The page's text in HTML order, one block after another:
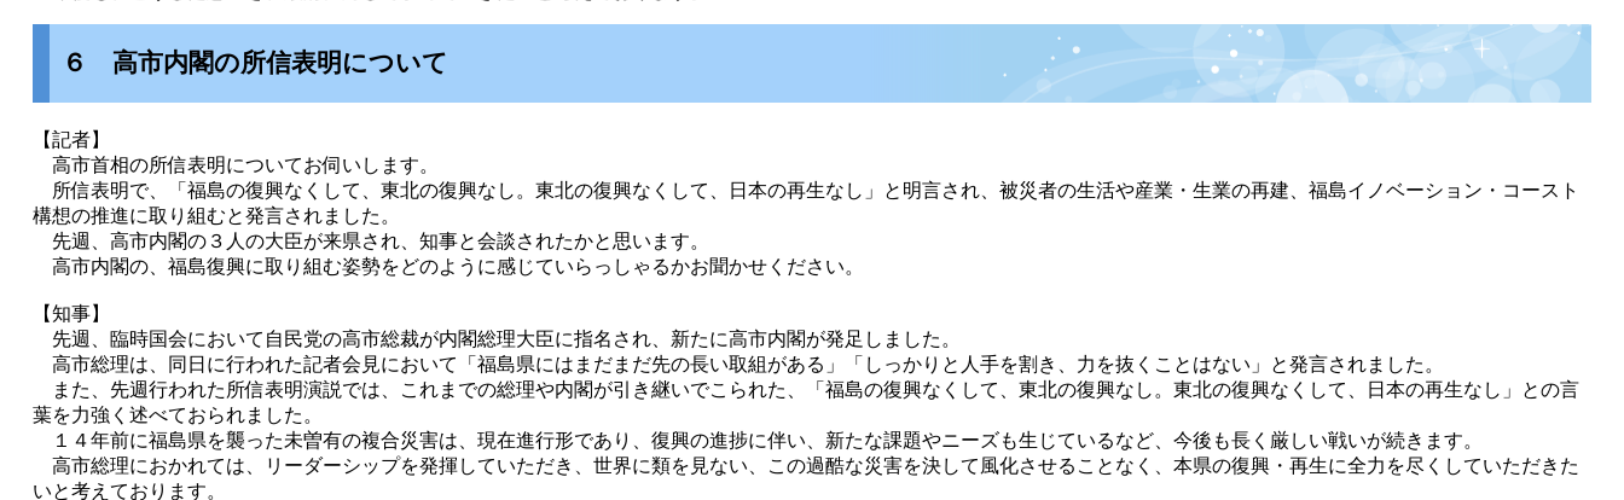
６ 高市内閣の所信表明について
【記者】
高市首相の所信表明についてお伺いします。
所信表明で、「福島の復興なくして、東北の復興なし。東北の復興なくして、日本の再生なし」と明言され、被災者の生活や産業・生業の再建、福島イノベーション・コースト
構想の推進に取り組むと発言されました。
先週、高市内閣の３人の大臣が来県され、知事と会談されたかと思います。
高市内閣の、福島復興に取り組む姿勢をどのように感じていらっしゃるかお聞かせください。
【知事】
先週、臨時国会において自民党の高市総裁が内閣総理大臣に指名され、新たに高市内閣が発足しました。
高市総理は、同日に行われた記者会見において「福島県にはまだまだ先の長い取組がある」「しっかりと人手を割き、力を抜くことはない」と発言されました。
また、先週行われた所信表明演説では、これまでの総理や内閣が引き継いでこられた、「福島の復興なくして、東北の復興なし。東北の復興なくして、日本の再生なし」との言
葉を力強く述べておられました。
１４年前に福島県を襲った未曽有の複合災害は、現在進行形であり、復興の進捗に伴い、新たな課題やニーズも生じているなど、今後も長く厳しい戦いが続きます。
高市総理におかれては、リーダーシップを発揮していただき、世界に類を見ない、この過酷な災害を決して風化させることなく、本県の復興・再生に全力を尽くしていただきた
いと考えております。